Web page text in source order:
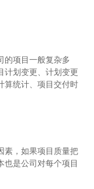
的项目一般复杂多
计划变更、计划变更
算统计、项目交付时
素，如果项目质量把
也是公司对每个项目